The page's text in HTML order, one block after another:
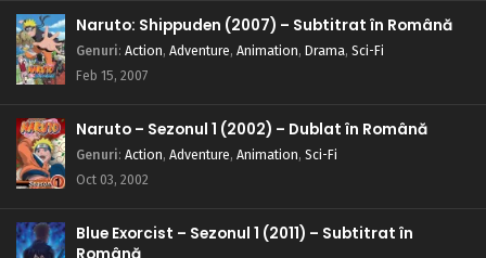
Naruto: Shippuden (2007) – Subtitrat în Română
Genuri: Action, Adventure, Animation, Drama, Sci-Fi
Feb 15, 2007
Naruto – Sezonul 1 (2002) – Dublat în Română
Genuri: Action, Adventure, Animation, Sci-Fi
Oct 03, 2002
Blue Exorcist – Sezonul 1 (2011) – Subtitrat în